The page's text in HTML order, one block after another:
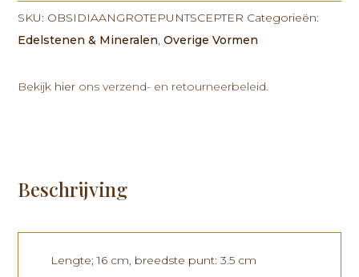
SKU: OBSIDIAANGROTEPUNTSCEPTER Categorieën:
Edelstenen & Mineralen,Overige Vormen
Bekijk hier ons verzend- en retourneerbeleid.
Beschrijving
Lengte; 16 cm, breedste punt: 3.5 cm